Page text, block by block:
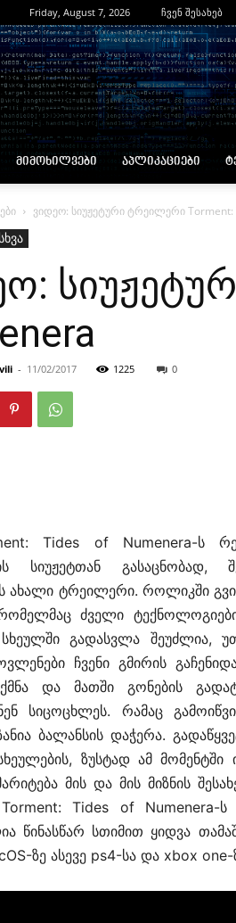
Friday, August 7, 2026 ჩვენ შესახებ
ᲛᲘᲛᲝᲮᲘᲚᲕᲔᲑᲘ ᲐᲞᲚᲘᲙᲐᲪᲘᲔᲑᲘ
ვიდეო: სიუჟეტური ტრეილერი Torment:
- 11/02/2017 1225 0
Tides of Numenera-ს
სიუჟეტთან გასაცნობად,
ახალი ტრეილერი. როლიკში
ძველი
გადასვლა შეუძლია,
ჩვენი გმირის
და მათში გონების
სიცოცხლეს. რამაც
ბალანსის დაჭერა.
ზუსტად ამ მომენტში
მის და მის მიზნის
Torment: Tides of
წინასწარ სთიმით ყიდვა
ზე ასევე ps4-სა და xbox one-